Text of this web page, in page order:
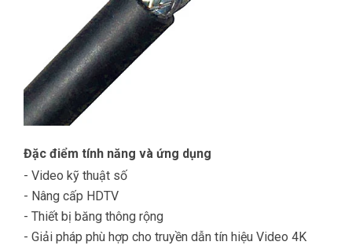
Đặc điểm tính năng và ứng dụng
- Video kỹ thuật số
- Nâng cấp HDTV
- Thiết bị băng thông rộng
- Giải pháp phù hợp cho truyền dẫn tín hiệu Video 4K